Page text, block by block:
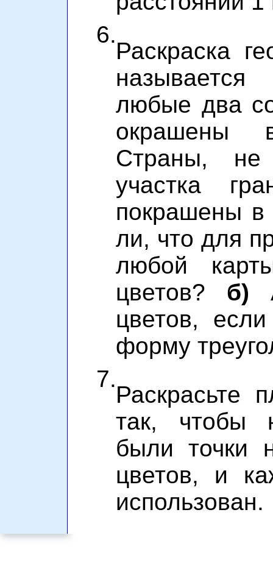
6.
Раскраска
любые два
окрашены
Страны,
участка
покрашены
ли, что для
любой
цветов? б)
цветов,
форму
7.
Раскрасьте
так, чтобы
были точки
цветов, и
использован.